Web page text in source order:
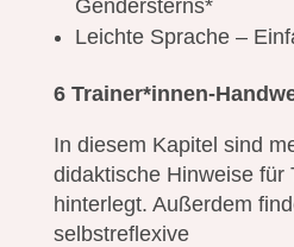
Gendersterns*
Leichte Sprache –
6 Trainer*innen-
In diesem Kapitel sind
didaktische Hinweise für
hinterlegt. Außerdem
selbstreflexive